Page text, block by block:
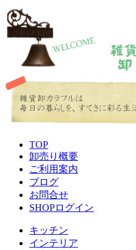
TOP
卸売り概要
ご利用案内
ブログ
お問合せ
SHOPログイン
キッチン
インテリア